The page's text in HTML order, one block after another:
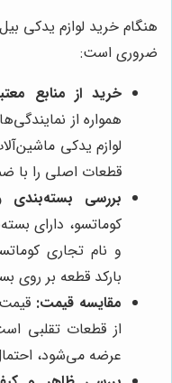
هنگام خرید لوازم یدکی
ضروری است:
خرید از منابع
همواره از
لوازم یدکی
قطعات اصلی را با
بررسی
کوماتسو، دارای
و نام تجاری
بارکد قطعه بر روی
مقایسه قیمت:
از قطعات تقلبی
عرضه می‌شود،